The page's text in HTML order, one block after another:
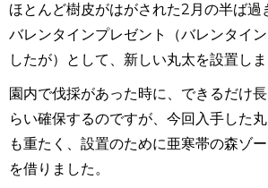
ほとんど樹皮がはがされた2月の半ば過
バレンタインプレゼント（バレンタイ
したが）として、新しい丸太を設置しま
園内で伐採があった時に、できるだけ
らい確保するのですが、今回入手した
も重たく、設置のために亜寒帯の森ゾ
を借りました。